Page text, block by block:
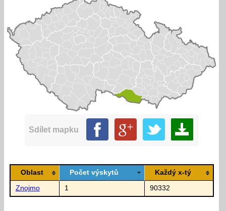
Sdílet mapku
Oblast Počet výskytů Každý x-tý
Znojmo 1 90332